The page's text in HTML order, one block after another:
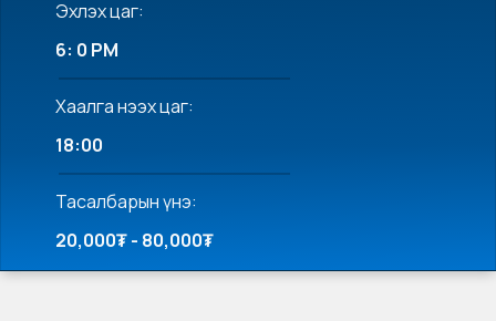
Эхлэх цаг:
6: 0 PM
Хаалга нээх цаг:
18:00
Тасалбарын үнэ:
20,000₮ - 80,000₮